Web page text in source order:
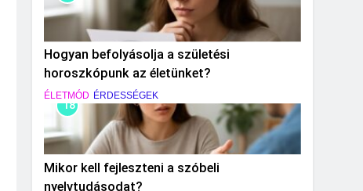
Hogyan befolyásolja a születési
horoszkópunk az életünket?
ÉLETMÓD ÉRDESSÉGEK
18
Mikor kell fejleszteni a szóbeli
nyelvtudásodat?